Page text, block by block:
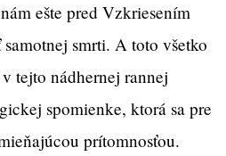
ešte pred Vzkriesením
smrti. A toto všetko
tejto nádhernej rannej
spomienke, ktorá sa pre
prítomnosťou.